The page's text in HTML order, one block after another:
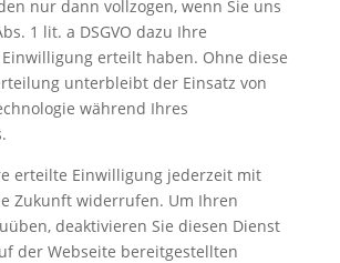
nur dann vollzogen, wenn Sie uns
1 lit. a DSGVO dazu Ihre
erteilt haben. Ohne diese
unterbleibt der Einsatz von
während Ihres
erteilte Einwilligung jederzeit mit
Zukunft widerrufen. Um Ihren
deaktivieren Sie diesen Dienst
der Webseite bereitgestellten